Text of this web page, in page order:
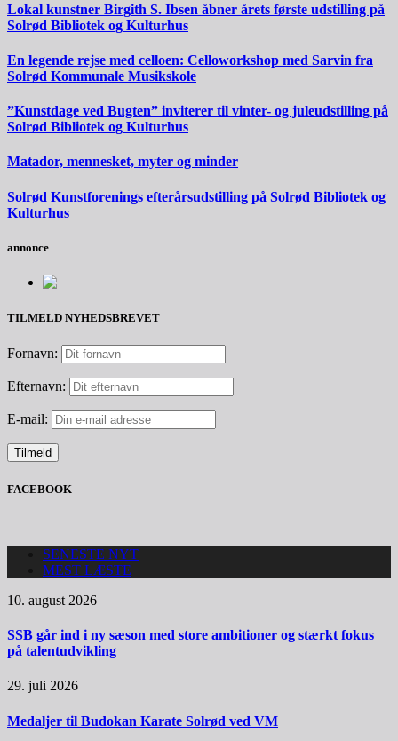
Lokal kunstner Birgith S. Ibsen åbner årets første udstilling på
Solrød Bibliotek og Kulturhus
En legende rejse med celloen: Celloworkshop med Sarvin fra
Solrød Kommunale Musikskole
”Kunstdage ved Bugten” inviterer til vinter- og juleudstilling på
Solrød Bibliotek og Kulturhus
Matador, mennesket, myter og minder
Solrød Kunstforenings efterårsudstilling på Solrød Bibliotek og
Kulturhus
annonce
TILMELD NYHEDSBREVET
Fornavn:
Efternavn:
E-mail:
FACEBOOK
SENESTE NYT
MEST LÆSTE
10. august 2026
SSB går ind i ny sæson med store ambitioner og stærkt fokus
på talentudvikling
29. juli 2026
Medaljer til Budokan Karate Solrød ved VM